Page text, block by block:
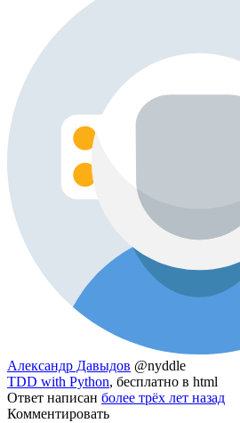
Александр Давыдов @nyddle
TDD with Python, бесплатно в html
Ответ написан более трёх лет назад
Комментировать